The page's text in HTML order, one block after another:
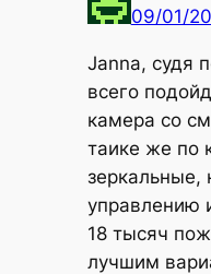
09/01/
Janna, судя
всего
камера со
таике же по
зеркальные,
управлению
18 тысяч
лучшим